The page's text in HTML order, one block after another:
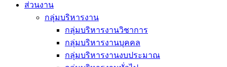
ส่วนงาน
กลุ่มบริหารงาน
กลุ่มบริหารงานวิชาการ
กลุ่มบริหารงานบุคคล
กลุ่มบริหารงานงบประมาณ